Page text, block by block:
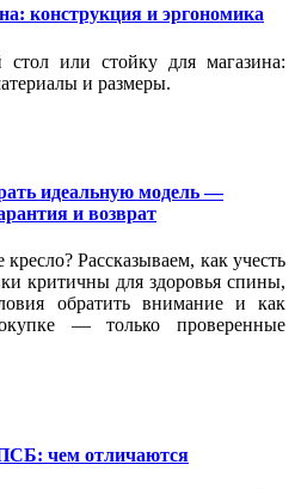
конструкция и эргономика
стол или стойку для магазина:
и размеры.
идеальную модель —
и возврат
Рассказываем, как учесть
критичны для здоровья спины,
обратить внимание и как
— только проверенные
чем отличаются